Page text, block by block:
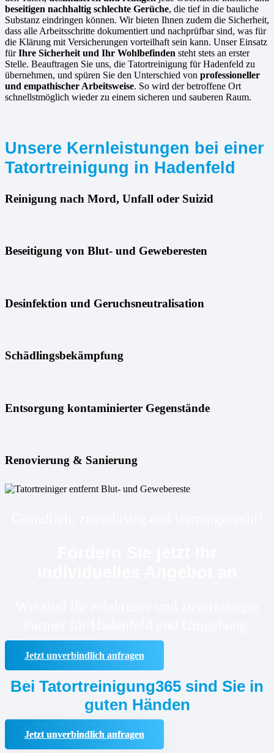
beseitigen nachhaltig schlechte Gerüche, die tief in die bauliche
Substanz eindringen können. Wir bieten Ihnen zudem die Sicherheit,
dass alle Arbeitsschritte dokumentiert und nachprüfbar sind, was für
die Klärung mit Versicherungen vorteilhaft sein kann. Unser Einsatz
fürIhre Sicherheit und Ihr Wohlbefinden steht stets an erster
Stelle. Beauftragen Sie uns, die Tatortreinigung für Hadenfeld zu
übernehmen, und spüren Sie den Unterschied von professioneller
und empathischer Arbeitsweise. So wird der betroffene Ort
schnellstmöglich wieder zu einem sicheren und sauberen Raum.
Unsere Kernleistungen bei einer
Tatortreinigung in Hadenfeld
Reinigung nach Mord, Unfall oder Suizid
Beseitigung von Blut- und Geweberesten
Desinfektion und Geruchsneutralisation
Schädlingsbekämpfung
Entsorgung kontaminierter Gegenstände
Renovierung & Sanierung
Jetzt unverbindlich anfragen
Bei Tatortreinigung365 sind Sie in
guten Händen
Jetzt unverbindlich anfragen